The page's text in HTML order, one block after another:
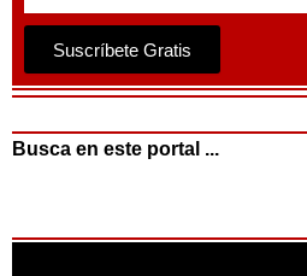
Suscríbete Gratis
Busca en este portal ...